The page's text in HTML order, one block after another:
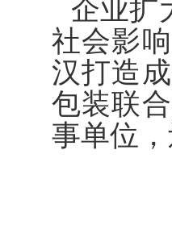
企业扩
社会影
汉打造
包装联
事单位